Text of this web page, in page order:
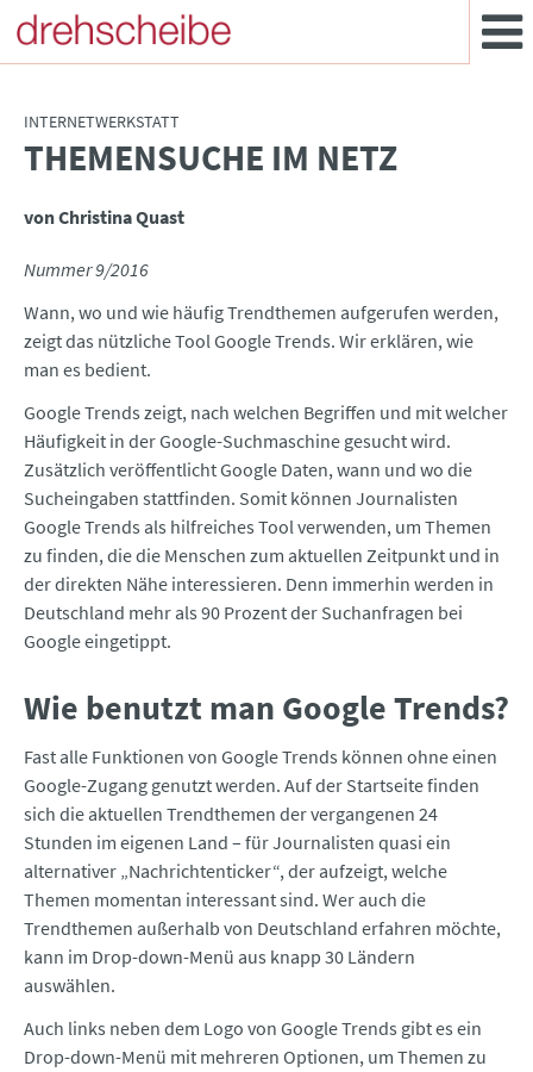
INTERNETWERKSTATT
:THEMENSUCHE IM NETZ
von Christina Quast
Nummer 9/2016
Wann, wo und wie häufig Trendthemen aufgerufen werden,
zeigt das nützliche Tool Google Trends. Wir erklären, wie
man es bedient.
Google Trends zeigt, nach welchen Begriffen und mit welcher
Häufigkeit in der Google-Suchmaschine gesucht wird.
Zusätzlich veröffentlicht Google Daten, wann und wo die
Sucheingaben stattfinden. Somit können Journalisten
Google Trends als hilfreiches Tool verwenden, um Themen
zu finden, die die Menschen zum aktuellen Zeitpunkt und in
der direkten Nähe interessieren. Denn immerhin werden in
Deutschland mehr als 90 Prozent der Suchanfragen bei
Google eingetippt.
Wie benutzt man Google Trends?
Fast alle Funktionen von Google Trends können ohne einen
Google-Zugang genutzt werden. Auf der Startseite finden
sich die aktuellen Trendthemen der vergangenen 24
Stunden im eigenen Land – für Journalisten quasi ein
alternativer „Nachrichtenticker“, der aufzeigt, welche
Themen momentan interessant sind. Wer auch die
Trendthemen außerhalb von Deutschland erfahren möchte,
kann im Drop-down-Menü aus knapp 30 Ländern
auswählen.
Auch links neben dem Logo von Google Trends gibt es ein
Drop-down-Menü mit mehreren Optionen, um Themen zu